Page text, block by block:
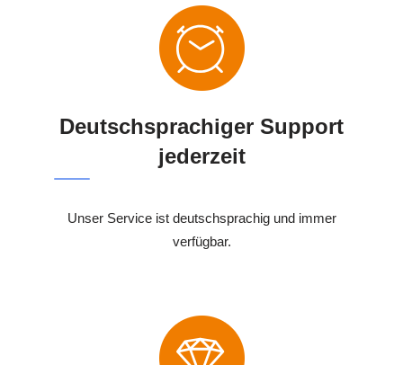
Deutschsprachiger Support
jederzeit
Unser Service ist deutschsprachig und immer
verfügbar.